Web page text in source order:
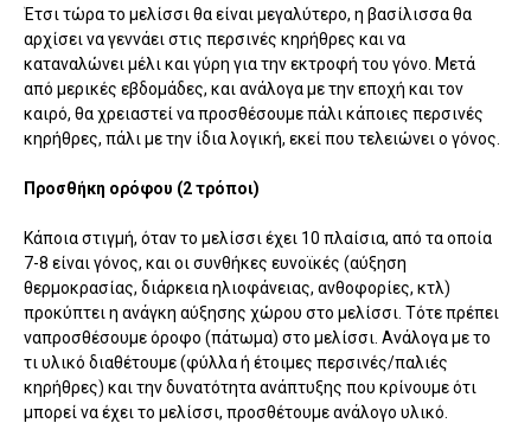
Έτσι τώρα το μελίσσι θα είναι μεγαλύτερο, η βασίλισσα θα
αρχίσει να γεννάει στις περσινές κηρήθρες και να
καταναλώνει μέλι και γύρη για την εκτροφή του γόνο. Μετά
από μερικές εβδομάδες, και ανάλογα με την εποχή και τον
καιρό, θα χρειαστεί να προσθέσουμε πάλι κάποιες περσινές
κηρήθρες, πάλι με την ίδια λογική, εκεί που τελειώνει ο γόνος.
Προσθήκη ορόφου (2 τρόποι)
Κάποια στιγμή, όταν το μελίσσι έχει 10 πλαίσια, από τα οποία
7-8 είναι γόνος, και οι συνθήκες ευνοϊκές (αύξηση
θερμοκρασίας, διάρκεια ηλιοφάνειας, ανθοφορίες, κτλ)
προκύπτει η ανάγκη αύξησης χώρου στο μελίσσι. Τότε πρέπει
ναπροσθέσουμε όροφο (πάτωμα) στο μελίσσι. Ανάλογα με το
τι υλικό διαθέτουμε (φύλλα ή έτοιμες περσινές/παλιές
κηρήθρες) και την δυνατότητα ανάπτυξης που κρίνουμε ότι
μπορεί να έχει το μελίσσι, προσθέτουμε ανάλογο υλικό.